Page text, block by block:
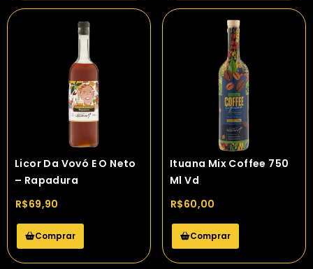
Licor Da Vovó E O Neto
– Rapadura
R$69,90
Comprar
Ituana Mix Coffee 750
Ml Vd
R$60,00
Comprar